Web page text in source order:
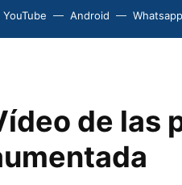
YouTube Android Whatsapp
de las